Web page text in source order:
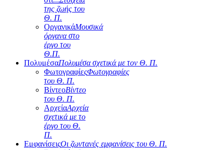
της ζωής του
Θ. Π.
ΟργανικάΜουσικά
όργανα στο
έργο του
Θ.Π.
ΠολυμέσαΠολυμέσα σχετικά με τον Θ. Π.
ΦωτογραφίεςΦωτογραφίες
του Θ. Π.
ΒίντεοΒίντεο
του Θ. Π.
ΑρχείαΑρχεία
σχετικά με το
έργο του Θ.
Π.
ΕμφανίσειςΟι ζωντανές εμφανίσεις του Θ. Π.